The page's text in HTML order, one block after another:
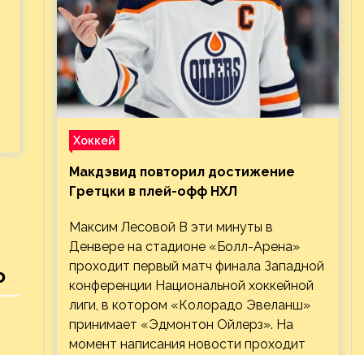
Хоккей
Макдэвид повторил достижение
Гретцки в плей-офф НХЛ
Максим Лесовой В эти минуты в
Денвере на стадионе «Болл-Арена»
проходит первый матч финала Западной
конференции Национальной хоккейной
лиги, в котором «Колорадо Эвеланш»
принимает «Эдмонтон Ойлерз». На
момент написания новости проходит